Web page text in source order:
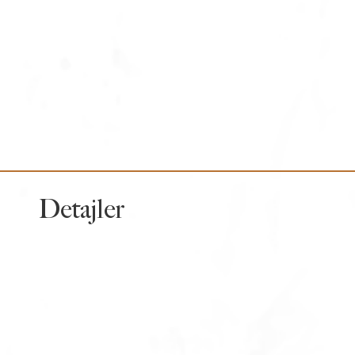
Detajler